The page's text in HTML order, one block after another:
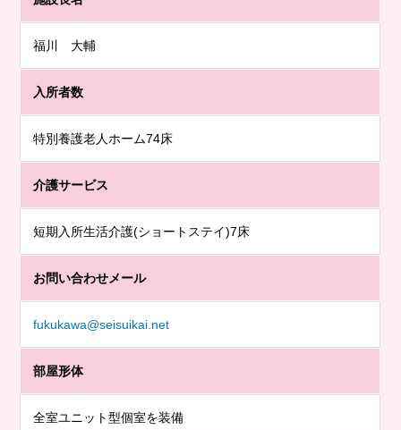
福川 大輔
入所者数
特別養護老人ホーム74床
介護サービス
短期入所生活介護(ショートステイ)7床
お問い合わせメール
fukukawa@seisuikai.net
部屋形体
全室ユニット型個室を装備